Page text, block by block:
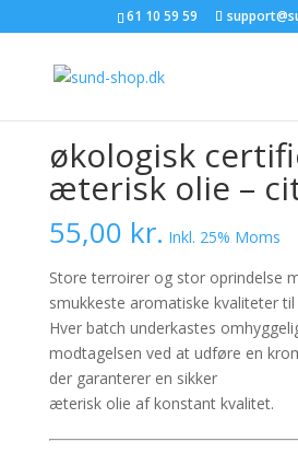
61 10 59 59
Forside/EO/ økologisk certificeret
økologisk
æterisk olie –
55,00 kr. Inkl. 25% Moms
Store terroirer og stor oprindelse
smukkeste aromatiske kvaliteter
Hver batch underkastes
modtagelsen ved at udføre en
der garanterer en sikker
æterisk olie af konstant kvalitet.